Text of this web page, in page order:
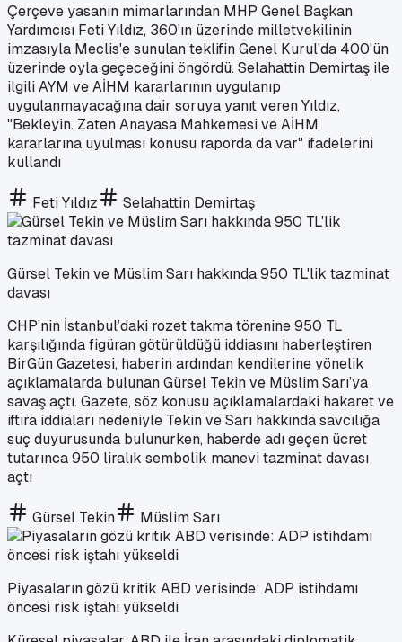
Çerçeve yasanın mimarlarından MHP Genel Başkan
Yardımcısı Feti Yıldız, 360'ın üzerinde milletvekilinin
imzasıyla Meclis'e sunulan teklifin Genel Kurul'da 400'ün
üzerinde oyla geçeceğini öngördü. Selahattin Demirtaş ile
ilgili AYM ve AİHM kararlarının uygulanıp
uygulanmayacağına dair soruya yanıt veren Yıldız,
"Bekleyin. Zaten Anayasa Mahkemesi ve AİHM
kararlarına uyulması konusu raporda da var" ifadelerini
kullandı
Feti Yıldız Selahattin Demirtaş
Gürsel Tekin ve Müslim Sarı hakkında 950 TL'lik tazminat
davası
CHP’nin İstanbul’daki rozet takma törenine 950 TL
karşılığında figüran götürüldüğü iddiasını haberleştiren
BirGün Gazetesi, haberin ardından kendilerine yönelik
açıklamalarda bulunan Gürsel Tekin ve Müslim Sarı’ya
savaş açtı. Gazete, söz konusu açıklamalardaki hakaret ve
iftira iddiaları nedeniyle Tekin ve Sarı hakkında savcılığa
suç duyurusunda bulunurken, haberde adı geçen ücret
tutarınca 950 liralık sembolik manevi tazminat davası
açtı
Gürsel Tekin Müslim Sarı
Piyasaların gözü kritik ABD verisinde: ADP istihdamı
öncesi risk iştahı yükseldi